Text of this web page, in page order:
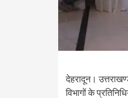
देहरादून।
विभागों के